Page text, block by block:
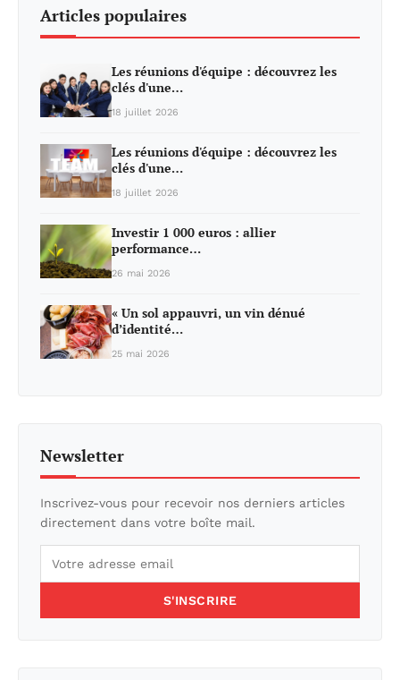
Articles populaires
Les réunions d'équipe : découvrez les
clés d'une…
18 juillet 2026
Les réunions d'équipe : découvrez les
clés d'une…
18 juillet 2026
Investir 1 000 euros : allier
performance…
26 mai 2026
« Un sol appauvri, un vin dénué
d’identité…
25 mai 2026
Newsletter
Inscrivez-vous pour recevoir nos derniers articles
directement dans votre boîte mail.
S'INSCRIRE